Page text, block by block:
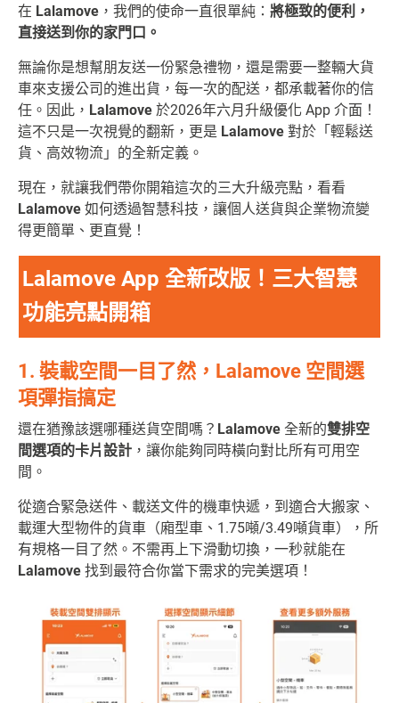
在 Lalamove ，我們的使命一直很單純： 將極致的便利，
直接送到你的家門口。
無論你是想幫朋友送一份緊急禮物，還是需要一整輛大貨
車來支援公司的進出貨，每一次的配送 ，都承載著你的信
任。因此， Lalamove 於2026年六月升級優化 App 介面！
這不只是一次視覺的翻新，更是 Lalamove 對於「輕鬆送
貨、高效物流」的全新定義。
現在，就讓我們帶你開箱這次的三大升級亮點，看看
Lalamove 如何透過智慧科技，讓個人送貨與企業物流變
得更簡單、更直覺！
Lalamove App 全新改版！三大智慧
功能亮點開箱
1. 裝載空間一目了然，Lalamove 空間選
項彈指搞定
還在猶豫該選哪種送貨空間嗎？ Lalamove 全新的雙排空
間選項的卡片設計 ，讓你能夠同時橫向對比所有可用空
間。
從適合緊急送件、載送文件的機車快遞，到適合大搬家、
載運大型物件的貨車（廂型車、1.75噸/3.49噸貨車），所
有規格一目了然。不需再上下滑動切換，一秒就能在
Lalamove 找到最符合你當下需求的完美選項！